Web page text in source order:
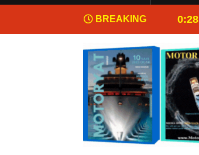
BREAKING
NEWS
0:28